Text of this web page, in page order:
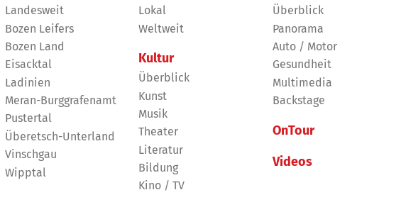
Landesweit
Bozen Leifers
Bozen Land
Eisacktal
Ladinien
Meran-Burggrafenamt
Pustertal
Überetsch-Unterland
Vinschgau
Wipptal
Lokal
Weltweit
Kultur
Überblick
Kunst
Musik
Theater
Literatur
Bildung
Kino / TV
Überblick
Panorama
Auto / Motor
Gesundheit
Multimedia
Backstage
OnTour
Videos